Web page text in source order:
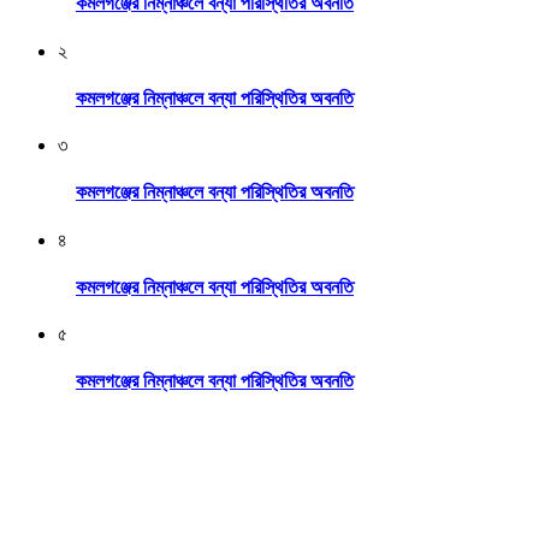
২
কমলগঞ্জের নিম্নাঞ্চলে বন্যা পরিস্থিতির অবনতি
৩
কমলগঞ্জের নিম্নাঞ্চলে বন্যা পরিস্থিতির অবনতি
৪
কমলগঞ্জের নিম্নাঞ্চলে বন্যা পরিস্থিতির অবনতি
৫
কমলগঞ্জের নিম্নাঞ্চলে বন্যা পরিস্থিতির অবনতি